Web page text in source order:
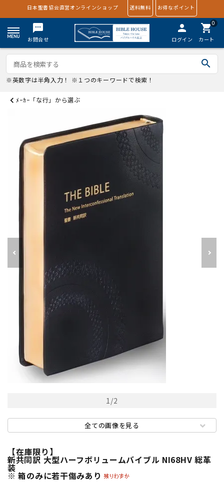
日本聖書協会直営オンラインショップ 送料無料 お得なポイント
textsms
お問合せ
person
ログイン
0
shopping_cart
カート
search
※英数字は半角入力！ ※１つのキーワードで検索！
ﾒｰｶｰ「な行」から選ぶ
1/2
全ての画像を見る
【在庫限り】
新共同訳 大型ハーフボリュームバイブル NI68HV 総革
装
※ 箱のみに若干傷みあり